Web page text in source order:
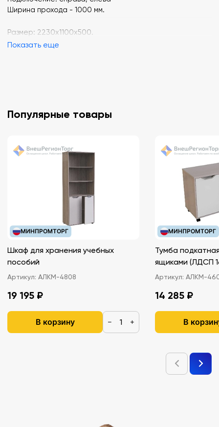
Ширина прохода - 1000 мм.
Размер: 2230х1100х500.
Показать еще
Популярные товары
МИНПРОМТОРГ
Шкаф для хранения учебных
пособий
Артикул: АЛКМ-4808
19 195 ₽
В корзину − +
МИНПРОМТОРГ
Тумба
ящиками
Артикул: АЛКМ-
14 285 ₽
В